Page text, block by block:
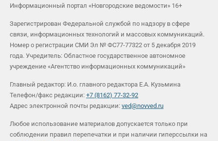
Информационный портал «Новгородские ведомости» 16+
Зарегистрирован Федеральной службой по надзору в сфере
связи, информационных технологий и массовых коммуникаций.
Номер о регистрации СМИ Эл № ФС77-77322 от 5 декабря 2019
года. Учредитель: Областное государственное автономное
учреждение «Агентство информационных коммуникаций»
Главный редактор: И.о. главного редактора Е.А. Кузьмина
Телефон/факс редакции: +7 (8162) 77-32-92
Адрес электронной почты редакции: ved@novved.ru
Любое использование материалов допускается только при
соблюдении правил перепечатки и при наличии гиперссылки на